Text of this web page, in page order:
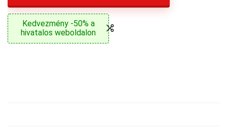
Kedvezmény -50% a
hivatalos weboldalon